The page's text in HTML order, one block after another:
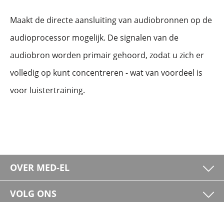
Maakt de directe aansluiting van audiobronnen op de
audioprocessor mogelijk. De signalen van de
audiobron worden primair gehoord, zodat u zich er
volledig op kunt concentreren - wat van voordeel is
voor luistertraining.
OVER MED-EL
VOLG ONS